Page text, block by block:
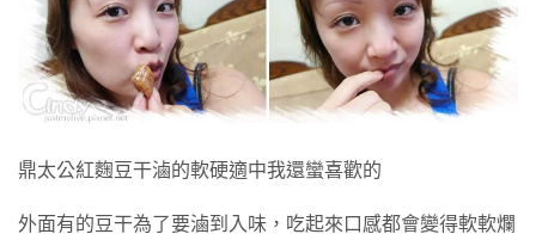
鼎太公紅麴豆干滷的軟硬適中我還蠻喜歡的
外面有的豆干為了要滷到入味，吃起來口感都會變得軟軟爛